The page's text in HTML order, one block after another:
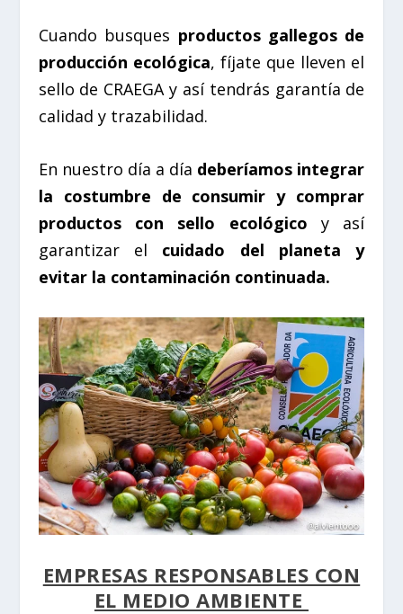
Cuando busques productos gallegos de
producción ecológica, fíjate que lleven el
sello de CRAEGA y así tendrás garantía de
calidad y trazabilidad.
En nuestro día a día deberíamos integrar
la costumbre de consumir y comprar
productos con sello ecológico y así
garantizar el cuidado del planeta y
evitar la contaminación continuada.
EMPRESAS RESPONSABLES CON
EL MEDIO AMBIENTE